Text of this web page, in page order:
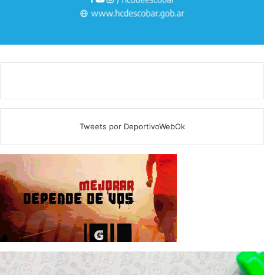
Tweets por DeportivoWebOk